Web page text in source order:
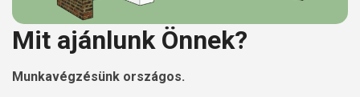
Mit ajánlunk Önnek?
Munkavégzésünk országos.